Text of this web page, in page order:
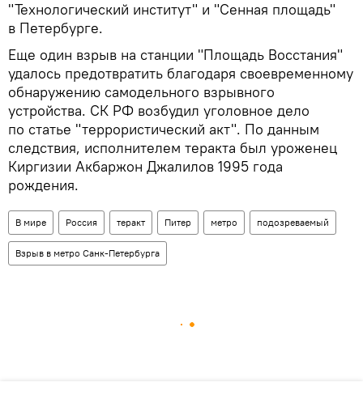
"Технологический институт" и "Сенная площадь"
в Петербурге.
Еще один взрыв на станции "Площадь Восстания"
удалось предотвратить благодаря своевременному
обнаружению самодельного взрывного
устройства. СК РФ возбудил уголовное дело
по статье "террористический акт". По данным
следствия, исполнителем теракта был уроженец
Киргизии Акбаржон Джалилов 1995 года
рождения.
В мире Россия теракт Питер метро подозреваемый
Взрыв в метро Санк-Петербурга